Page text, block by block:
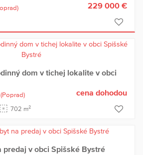
229 000 €
dom v tichej lokalite v obci
(Poprad)
702 m2
cena dohodou
predaj v obci Spišské Bystré